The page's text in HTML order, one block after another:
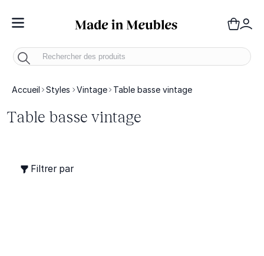
Toggle Nav
Accueil Styles Vintage Table basse vintage
Table basse vintage
Filtrer par